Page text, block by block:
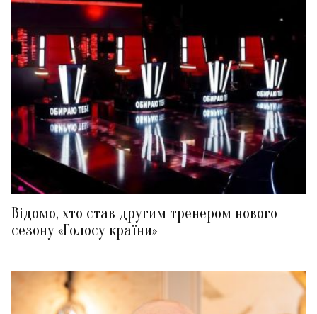
Відомо, хто став другим тренером нового
сезону «Голосу країни»